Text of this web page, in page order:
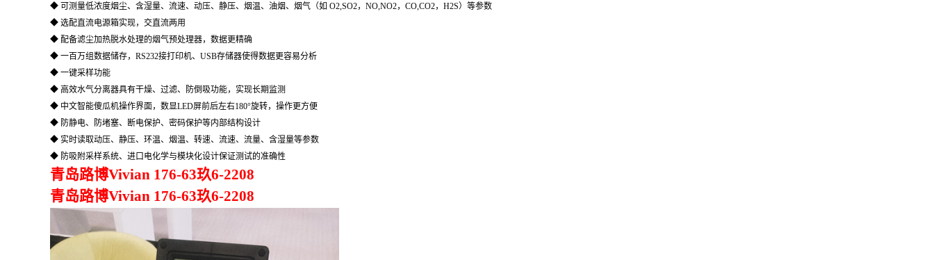
◆ 可测量低浓度烟尘、含湿量、流速、动压、静压、烟温、油烟、烟气（如 O2,SO2，NO,NO2，CO,CO2，H2S）等参数
◆ 选配直流电源箱实现，交直流两用
◆ 配备滤尘加热脱水处理的烟气预处理器，数据更精确
◆ 一百万组数据储存，RS232接打印机、USB存储器使得数据更容易分析
◆ 一键采样功能
◆ 高效水气分离器具有干燥、过滤、防倒吸功能，实现长期监测
◆ 中文智能傻瓜机操作界面，数显LED屏前后左右180°旋转，操作更方便
◆ 防静电、防堵塞、断电保护、密码保护等内部结构设计
◆ 实时读取动压、静压、环温、烟温、转速、流速、流量、含湿量等参数
◆ 防吸附采样系统、进口电化学与模块化设计保证测试的准确性
青岛路博Vivian 176-63玖6-2208
青岛路博Vivian 176-63玖6-2208